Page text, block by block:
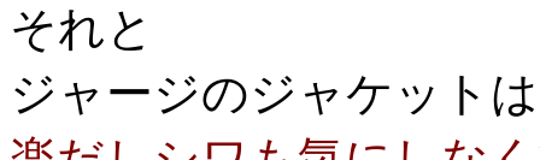
それと
ジャージのジャケットは